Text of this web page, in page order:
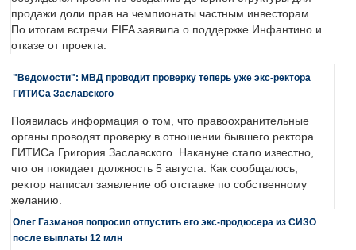
продажи доли прав на чемпионаты частным инвесторам.
По итогам встречи FIFA заявила о поддержке Инфантино и
отказе от проекта.
"Ведомости": МВД проводит проверку теперь уже экс-ректора
ГИТИСа Заславского
Появилась информация о том, что правоохранительные
органы проводят проверку в отношении бывшего ректора
ГИТИСа Григория Заславского. Накануне стало известно,
что он покидает должность 5 августа. Как сообщалось,
ректор написал заявление об отставке по собственному
желанию.
Олег Газманов попросил отпустить его экс-продюсера из СИЗО
после выплаты 12 млн